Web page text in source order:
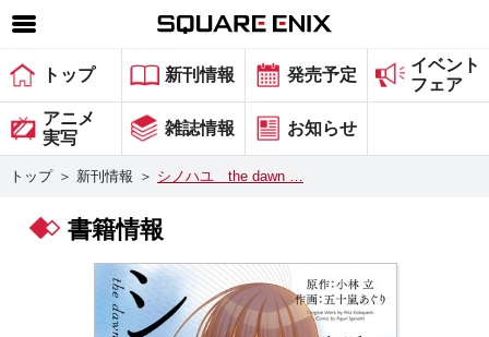
SQUARE ENIX 公式サイトメニュー
ゲーム
マガジン＆ブックス
グッズ
トップ 新刊情報 発売予定
イベント
フェア
アニメ
実写
雑誌情報 お知らせ
トップ ＞ 新刊情報 ＞ シノハユ the dawn …
書籍情報